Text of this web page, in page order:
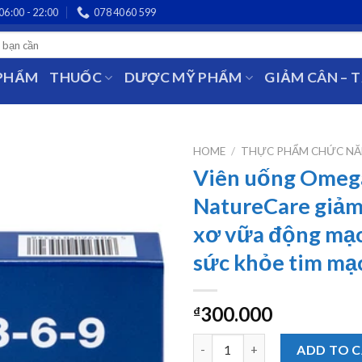
- 22:00 078 4060 599
THUỐC DƯỢC MỸ PHẨM GIẢM CÂN –
HOME / THỰC PHẨM CHỨC
Viên uống
NatureCare
xơ vữa động
sức khỏe tim
₫300.000
ADD TO